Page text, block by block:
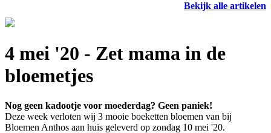
Bekijk alle artikelen
4 mei '20 - Zet mama in de
bloemetjes
Nog geen kadootje voor moederdag? Geen paniek!
Deze week verloten wij 3 mooie boeketten bloemen van bij
Bloemen Anthos aan huis geleverd op zondag 10 mei '20.